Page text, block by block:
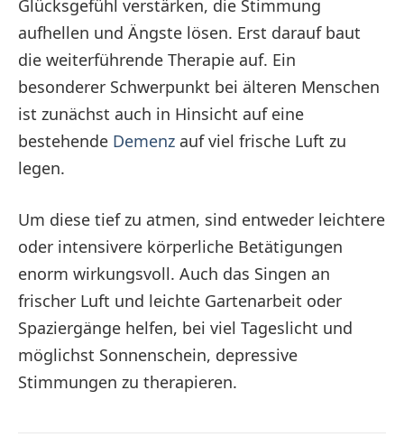
Glücksgefühl verstärken, die Stimmung
aufhellen und Ängste lösen. Erst darauf baut
die weiterführende Therapie auf. Ein
besonderer Schwerpunkt bei älteren Menschen
ist zunächst auch in Hinsicht auf eine
bestehende Demenz auf viel frische Luft zu
legen.
Um diese tief zu atmen, sind entweder leichtere
oder intensivere körperliche Betätigungen
enorm wirkungsvoll. Auch das Singen an
frischer Luft und leichte Gartenarbeit oder
Spaziergänge helfen, bei viel Tageslicht und
möglichst Sonnenschein, depressive
Stimmungen zu therapieren.